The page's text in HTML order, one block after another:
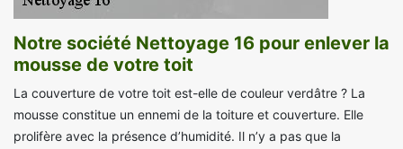
Notre société Nettoyage 16 pour enlever la
mousse de votre toit
La couverture de votre toit est-elle de couleur verdâtre ? La
mousse constitue un ennemi de la toiture et couverture. Elle
prolifère avec la présence d’humidité. Il n’y a pas que la